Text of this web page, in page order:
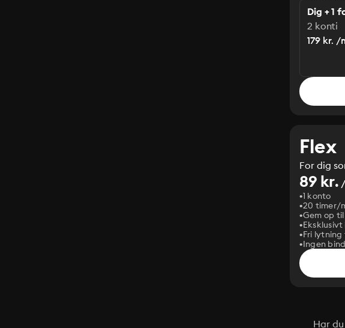
Dig + 1
2 konti
179 kr. /
Flex
For dig
89 kr.
1 konto
20 timer/
Gem op
Fri
Ingen
Har